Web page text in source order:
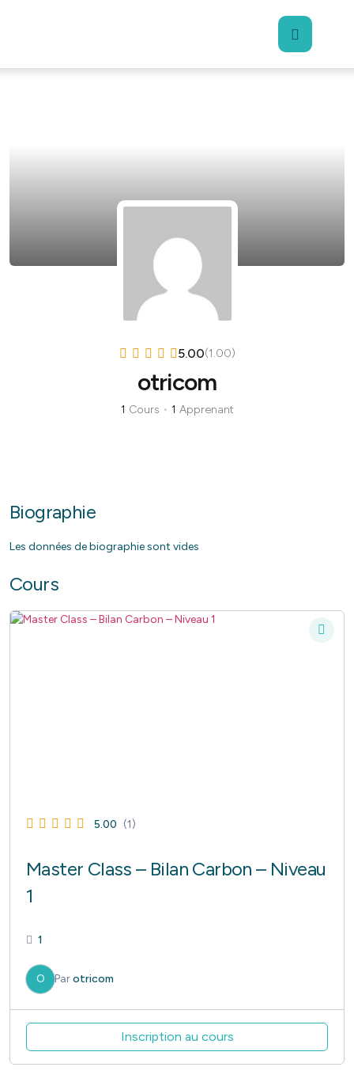
5.00(1.00)
otricom
1 Cours • 1 Apprenant
Biographie
Les données de biographie sont vides
Cours
5.00 (1)
Master Class – Bilan Carbon – Niveau
1
1
O Parotricom
Inscription au cours